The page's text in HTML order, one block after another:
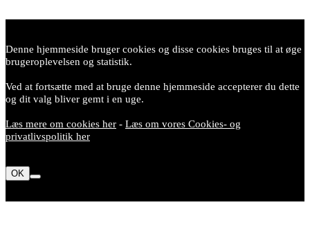
Denne hjemmeside bruger cookies og disse cookies bruges til at øge
brugeroplevelsen og statistik.
Ved at fortsætte med at bruge denne hjemmeside accepterer du dette
og dit valg bliver gemt i en uge.
Læs mere om cookies her - Læs om vores Cookies- og
privatlivspolitik her
OK